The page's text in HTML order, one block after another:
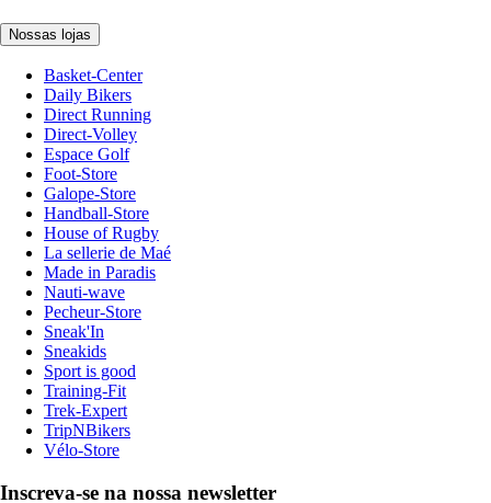
Nossas lojas
Basket-Center
Daily Bikers
Direct Running
Direct-Volley
Espace Golf
Foot-Store
Galope-Store
Handball-Store
House of Rugby
La sellerie de Maé
Made in Paradis
Nauti-wave
Pecheur-Store
Sneak'In
Sneakids
Sport is good
Training-Fit
Trek-Expert
TripNBikers
Vélo-Store
Inscreva-se na nossa newsletter